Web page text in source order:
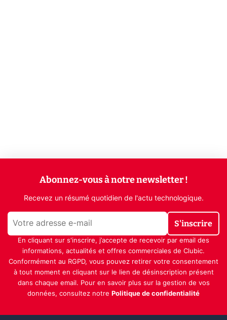
Abonnez-vous à notre newsletter !
Recevez un résumé quotidien de l'actu technologique.
S'inscrire
En cliquant sur s'inscrire, j’accepte de recevoir par email des
informations, actualités et offres commerciales de Clubic.
Conformément au RGPD, vous pouvez retirer votre consentement
à tout moment en cliquant sur le lien de désinscription présent
dans chaque email. Pour en savoir plus sur la gestion de vos
données, consultez notre Politique de confidentialité